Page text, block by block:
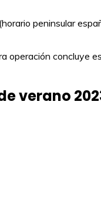
peninsular
operación
verano